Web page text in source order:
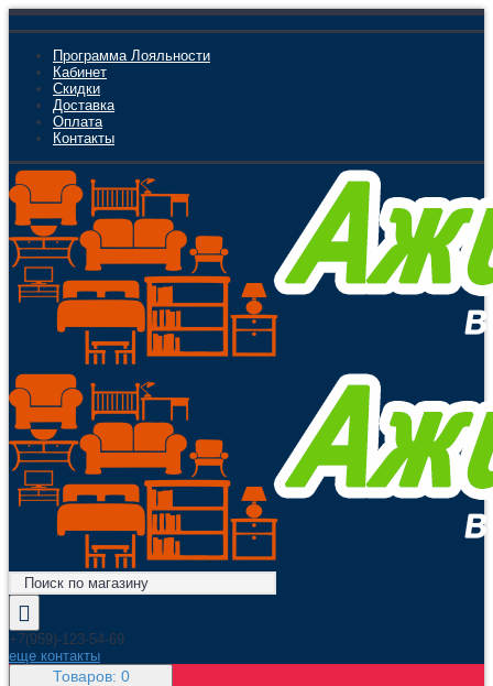
Программа Лояльности
Кабинет
Скидки
Доставка
Оплата
Контакты
+7(959)-123-54-69
еще контакты
Товаров: 0